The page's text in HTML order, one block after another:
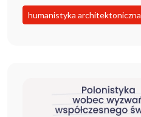
humanistyka architektoniczna